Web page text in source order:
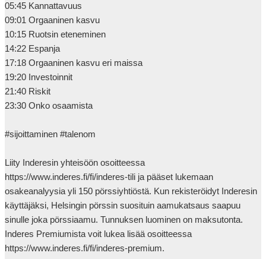
05:45 Kannattavuus
09:01 Orgaaninen kasvu
10:15 Ruotsin eteneminen
14:22 Espanja
17:18 Orgaaninen kasvu eri maissa
19:20 Investoinnit
21:40 Riskit
23:30 Onko osaamista
#sijoittaminen #talenom
Liity Inderesin yhteisöön osoitteessa
https://www.inderes.fi/fi/inderes-tili ja pääset lukemaan
osakeanalyysia yli 150 pörssiyhtiöstä. Kun rekisteröidyt Inderesin
käyttäjäksi, Helsingin pörssin suosituin aamukatsaus saapuu
sinulle joka pörssiaamu. Tunnuksen luominen on maksutonta.
Inderes Premiumista voit lukea lisää osoitteessa
https://www.inderes.fi/fi/inderes-premium.